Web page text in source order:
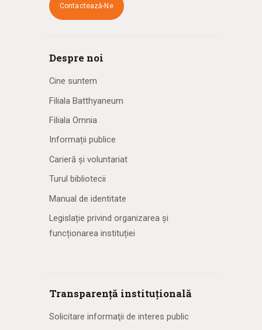
Contactează-Ne
Despre noi
Cine suntem
Filiala Batthyaneum
Filiala Omnia
Informații publice
Carieră și voluntariat
Turul bibliotecii
Manual de identitate
Legislație privind organizarea și
funcționarea instituției
Transparență instituțională
Solicitare informaţii de interes public